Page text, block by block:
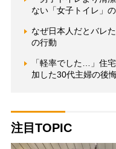
ない「女子トイレ」
なぜ日本人だとバレ
の行動
「軽率でした…」住
加した30代主婦の後
注目TOPIC